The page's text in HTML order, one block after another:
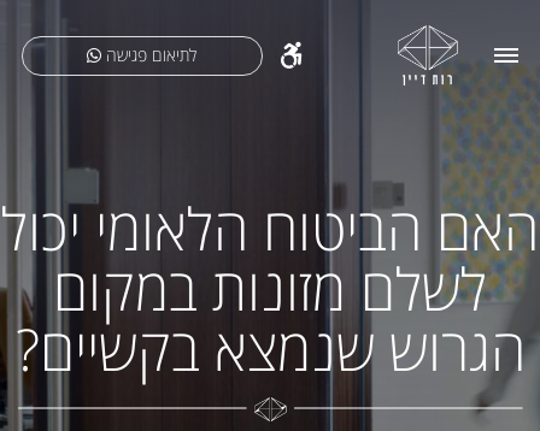
לתיאום פגישה
האם הביטוח הלאומי יכול
לשלם מזונות במקום
הגרוש שנמצא בקשיים?